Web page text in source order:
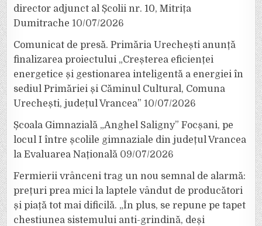
director adjunct al Școlii nr. 10, Mitrița
Dumitrache 10/07/2026
Comunicat de presă. Primăria Urechești anunță
finalizarea proiectului „Creșterea eficienței
energetice și gestionarea inteligentă a energiei în
sediul Primăriei și Căminul Cultural, Comuna
Urechești, județul Vrancea” 10/07/2026
Școala Gimnazială „Anghel Saligny” Focșani, pe
locul I între școlile gimnaziale din județul Vrancea
la Evaluarea Națională 09/07/2026
Fermierii vrânceni trag un nou semnal de alarmă:
prețuri prea mici la laptele vândut de producători
și piață tot mai dificilă. „În plus, se repune pe tapet
chestiunea sistemului anti-grindină, deși